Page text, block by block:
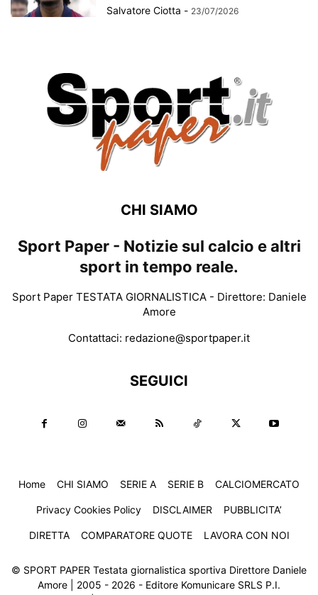
Salvatore Ciotta - 23/07/2026
CHI SIAMO
Sport Paper - Notizie sul calcio e altri
sport in tempo reale.
Sport Paper TESTATA GIORNALISTICA - Direttore: Daniele
Amore
Contattaci: redazione@sportpaper.it
SEGUICI
Home CHI SIAMO SERIE A SERIE B CALCIOMERCATO
Privacy Cookies Policy DISCLAIMER PUBBLICITA’
DIRETTA COMPARATORE QUOTE LAVORA CON NOI
© SPORT PAPER Testata giornalistica sportiva Direttore Daniele
Amore | 2005 - 2026 - Editore Komunicare SRLS P.I.